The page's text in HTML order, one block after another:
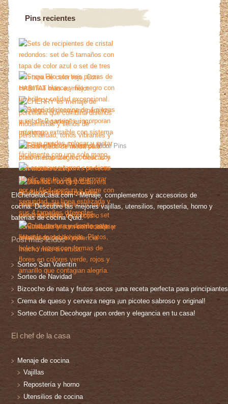
Pins recientes
More Pins
ElChefdelaCasa.com - Menaje, complementos y accesorios de
cocina. Descubre las mejores vajillas, utensilios, repostería, horno y
baterías de cocina Quid.
Post más leídos
Sorteo San Valentín
Sorteo de Navidad
Bizcocho de nata y frutos secos ¡una receta perfecta para
Crema de queso y cerveza negra ¡un picoteo sabroso y original!
Sorteo Cotton Decohogar ¡pon orden y elegancia en tu casa!
El chef de la casa
Menaje de cocina
Vajillas
Repostería y horno
Utensilios de cocina